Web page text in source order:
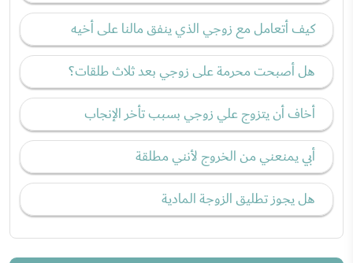
كيف أتعامل مع زوجي الذي ينفق مالنا على أخيه
هل أصبحت محرمة على زوجي بعد ثلاث طلقات؟
أخاف أن يتزوج علي زوجي بسبب تأخر الإنجاب
أبي يمنعني من الخروج لأنني مطلقة
هل يجوز تطليق الزوجة المادية